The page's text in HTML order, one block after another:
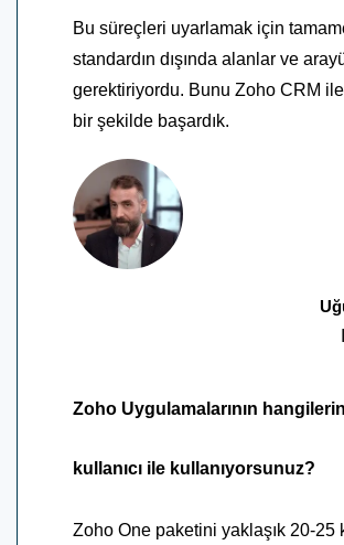
Bu süreçleri uyarlamak için
standardın dışında alanlar ve
gerektiriyordu. Bunu Zoho CRM
bir şekilde başardık.
Zoho Uygulamalarının
kullanıcı ile kullanıyorsunuz?
Zoho One paketini yaklaşık 20-25